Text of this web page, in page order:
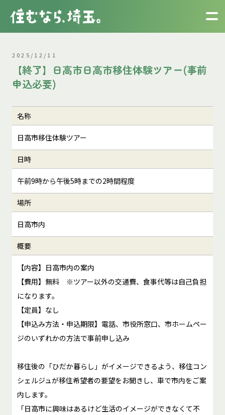
2025/12/11
【終了】日高市日高市移住体験ツアー(事前
申込必要)
名称
日高市移住体験ツアー
日時
午前9時から午後5時までの2時間程度
場所
日高市内
概要
【内容】日高市内の案内
【費用】無料 ※ツアー以外の交通費、食事代等は自己負担
になります。
【定員】なし
【申込み方法・申込期限】電話、市役所窓口、市ホームペー
ジのいずれかの方法で事前申し込み
移住後の「ひだか暮らし」がイメージできるよう、移住コン
シェルジュが移住希望者の要望をお聞きし、車で市内をご案
内します。
「日高市に興味はあるけど生活のイメージができなくて不